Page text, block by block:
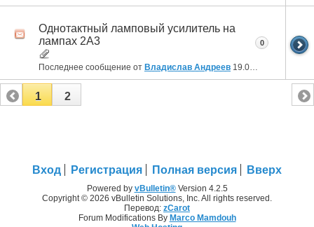
Однотактный ламповый усилитель на
лампах 2А3
Последнее сообщение от Владислав Андреев 19.04.2016
0
1 2
Вход Регистрация Полная версия Вверх
Powered by vBulletin®Version 4.2.5
Copyright © 2026 vBulletin Solutions, Inc. All rights reserved.
Перевод: zCarot
Forum Modifications By Marco Mamdouh